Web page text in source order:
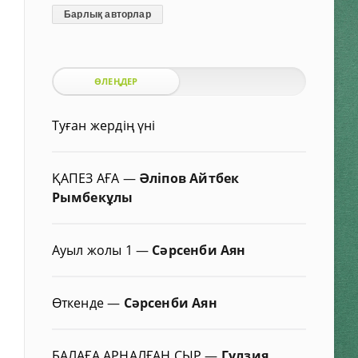
Барлық авторлар
ӨЛЕҢДЕР
Туған жердің үні
ҚАПЕЗ АҒА — Әліпов Айтбек
Рымбекұлы
Ауыл жолы 1 — Сәрсенби Аян
Өткенде— Сәрсенби Аян